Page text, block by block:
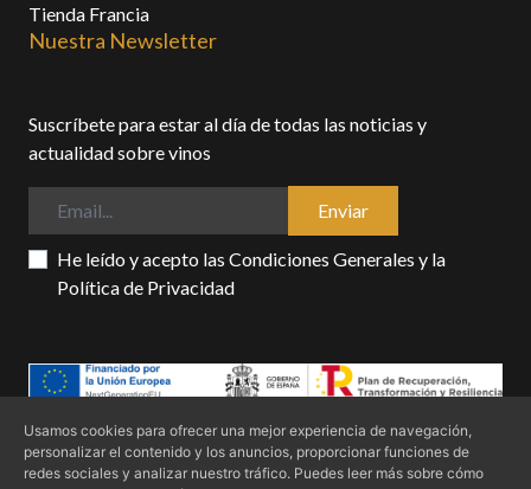
Tienda Francia
Nuestra Newsletter
Suscríbete para estar al día de todas las noticias y
actualidad sobre vinos
Enviar
He leído y acepto las Condiciones Generales y la
Política de Privacidad
Condiciones generalesPolitica de privacidadPolítica de cookies
Usamos cookies para ofrecer una mejor experiencia de navegación,
personalizar el contenido y los anuncios, proporcionar funciones de
redes sociales y analizar nuestro tráfico. Puedes leer más sobre cómo